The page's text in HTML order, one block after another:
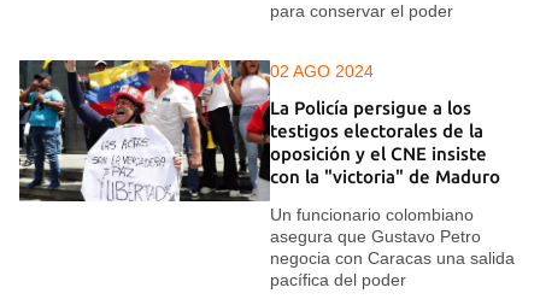
para conservar el poder
02 AGO 2024
La Policía persigue a los
testigos electorales de la
oposición y el CNE insiste
con la "victoria" de Maduro
Un funcionario colombiano
asegura que Gustavo Petro
negocia con Caracas una salida
pacífica del poder